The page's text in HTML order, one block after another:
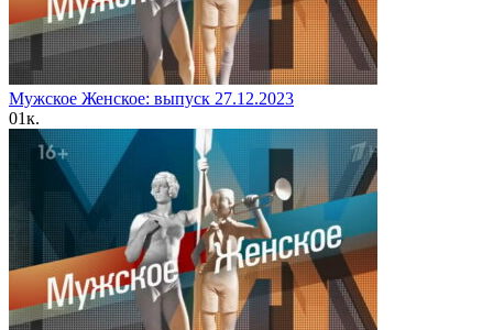
Мужское Женское: выпуск 27.12.2023
01к.